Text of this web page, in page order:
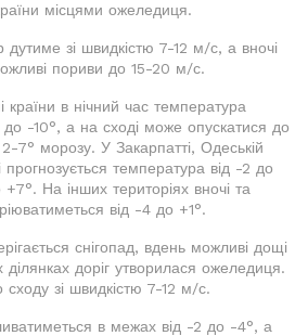
місцями ожеледиця.
дутиме зі швидкістю 7-12 м/с, а вночі
пориви до 15-20 м/с.
країни в нічний час температура
до -10°, а на сході може опускатися до
7° морозу. У Закарпатті, Одеській
прогнозується температура від -2 до
На інших територіях вночі та
від -4 до +1°.
снігопад, вдень можливі дощі
доріг утворилася ожеледиця.
сходу зі швидкістю 7-12 м/с.
в межах від -2 до -4°, а